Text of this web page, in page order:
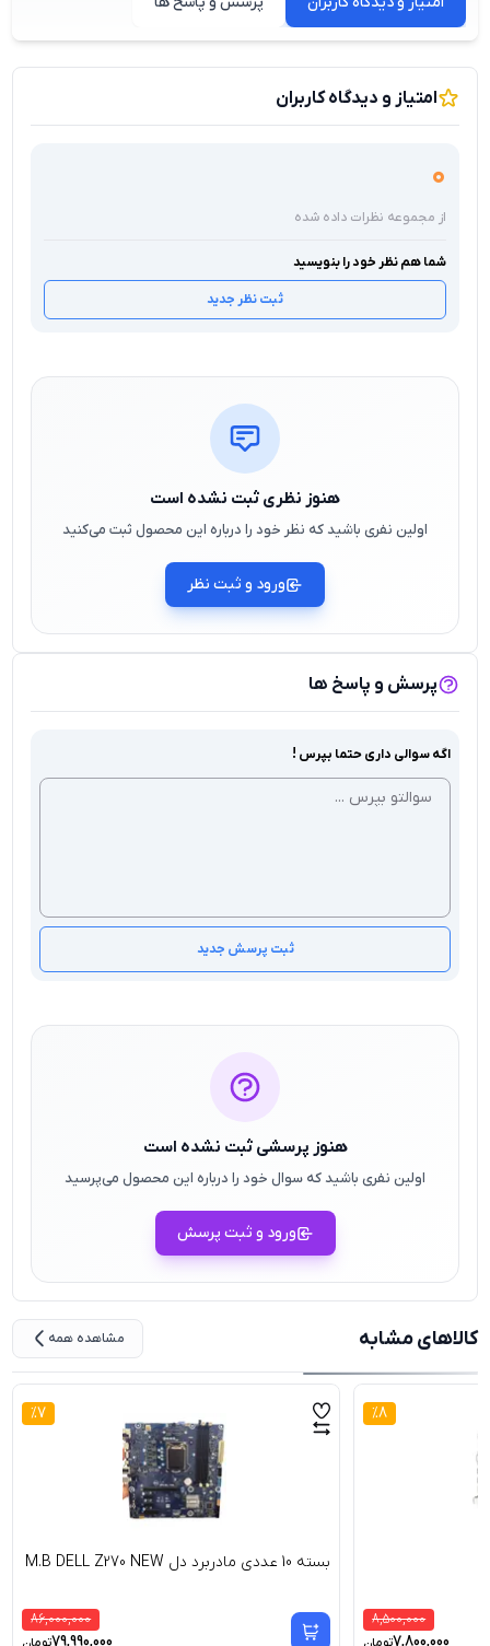
امتیاز و دیدگاه کاربران
0
از مجموعه نظرات داده شده
شما هم نظر خود را بنویسید
ثبت نظر جدید
هنوز نظری ثبت نشده است
اولین نفری باشید که نظر خود را درباره این محصول ثبت می‌کنید
ورود و ثبت نظر
پرسش و پاسخ ها
اگه سوالی داری حتما بپرس !
ثبت پرسش جدید
هنوز پرسشی ثبت نشده است
اولین نفری باشید که سوال خود را درباره این محصول می‌پرسید
ورود و ثبت پرسش
کالاهای مشابه مشاهده همه
7
%
بسته 10 عددی مادربرد دل M.B DELL Z270 NEW
86,000,000
تومان
8
%
8,500,000
تومان